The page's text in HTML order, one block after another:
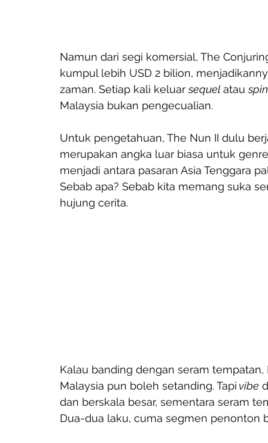
Namun dari segi komersial, The
kumpul lebih USD 2 bilion,
zaman. Setiap kali keluar sequel atau
Malaysia bukan pengecualian.
Untuk pengetahuan, The Nun II dulu
merupakan angka luar biasa untuk
menjadi antara pasaran Asia Tenggara
Sebab apa? Sebab kita memang suka
hujung cerita.
Kalau banding dengan seram
Malaysia pun boleh setanding. Tapi vibe
dan berskala besar, sementara seram
Dua-dua laku, cuma segmen penonton